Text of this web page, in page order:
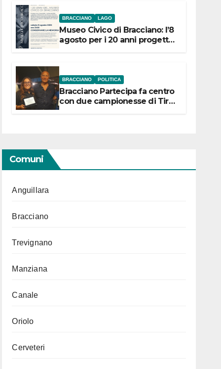
BRACCIANO LAGO
Museo Civico di Bracciano: l’8
agosto per i 20 anni progetto
BRACCIANO POLITICA
Bracciano Partecipa fa centro
con due campionesse di Tiro
Comuni
Anguillara
Bracciano
Trevignano
Manziana
Canale
Oriolo
Cerveteri